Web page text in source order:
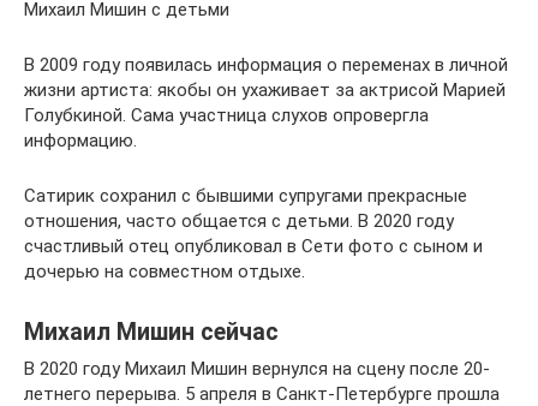
Михаил Мишин с детьми
В 2009 году появилась информация о переменах в личной
жизни артиста: якобы он ухаживает за актрисой Марией
Голубкиной. Сама участница слухов опровергла
информацию.
Сатирик сохранил с бывшими супругами прекрасные
отношения, часто общается с детьми. В 2020 году
счастливый отец опубликовал в Сети фото с сыном и
дочерью на совместном отдыхе.
Михаил Мишин сейчас
В 2020 году Михаил Мишин вернулся на сцену после 20-
летнего перерыва. 5 апреля в Санкт-Петербурге прошла